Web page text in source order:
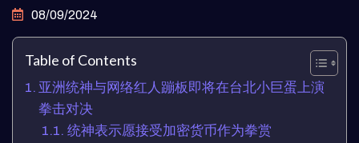
08/09/2024
Table of Contents
亚洲统神与网络红人蹦板即将在台北小巨蛋上演
拳击对决
统神表示愿接受加密货币作为拳赏